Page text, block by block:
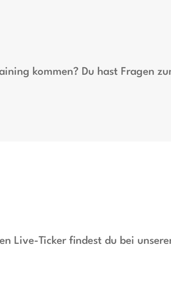
kommen? Du hast Fragen
Live-Ticker findest du bei